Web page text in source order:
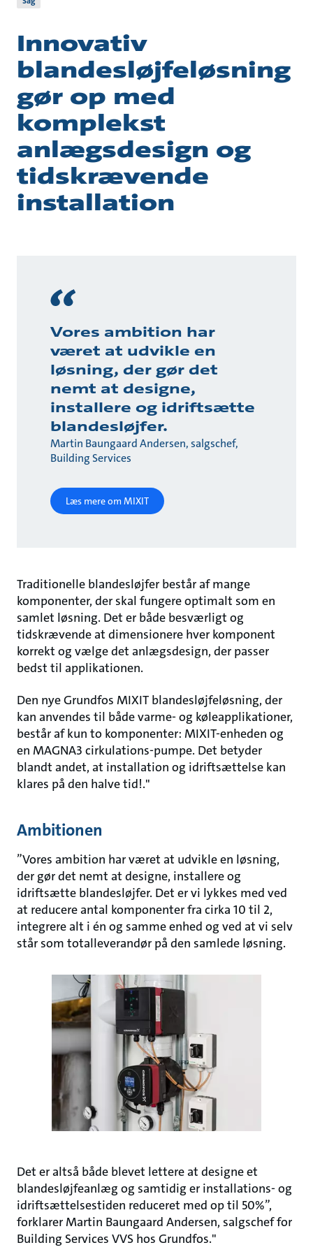
Innovativ
blandesløjfeløsning
gør op med
komplekst
anlægsdesign og
tidskrævende
installation
Vores ambition har
været at udvikle en
løsning, der gør det
nemt at designe,
installere og idriftsætte
blandesløjfer.
Martin Baungaard Andersen, salgschef,
Building Services
Læs mere om MIXIT
Traditionelle blandesløjfer består af mange
komponenter, der skal fungere optimalt som en
samlet løsning. Det er både besværligt og
tidskrævende at dimensionere hver komponent
korrekt og vælge det anlægsdesign, der passer
bedst til applikationen.
Den nye Grundfos MIXIT blandesløjfeløsning, der
kan anvendes til både varme- og køleapplikationer,
består af kun to komponenter: MIXIT-enheden og
en MAGNA3 cirkulations-pumpe. Det betyder
blandt andet, at installation og idriftsættelse kan
klares på den halve tid!."
Ambitionen
”Vores ambition har været at udvikle en løsning,
der gør det nemt at designe, installere og
idriftsætte blandesløjfer. Det er vi lykkes med ved
at reducere antal komponenter fra cirka 10 til 2,
integrere alt i én og samme enhed og ved at vi selv
står som totalleverandør på den samlede løsning.
Det er altså både blevet lettere at designe et
blandesløjfeanlæg og samtidig er installations- og
idriftsættelsestiden reduceret med op til 50%”,
forklarer Martin Baungaard Andersen, salgschef for
Building Services VVS hos Grundfos."